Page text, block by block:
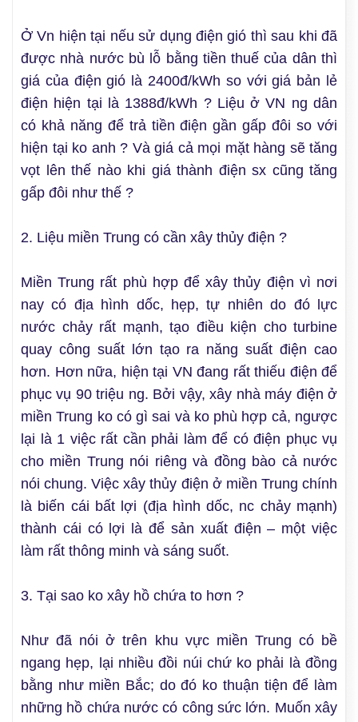
Ở Vn hiện tại nếu sử dụng điện gió thì sau khi đã
được nhà nước bù lỗ bằng tiền thuế của dân thì
giá của điện gió là 2400đ/kWh so với giá bản lẻ
điện hiện tại là 1388đ/kWh ? Liệu ở VN ng dân
có khả năng để trả tiền điện gần gấp đôi so với
hiện tại ko anh ? Và giá cả mọi mặt hàng sẽ tăng
vọt lên thế nào khi giá thành điện sx cũng tăng
gấp đôi như thế ?
2. Liệu miền Trung có cần xây thủy điện ?
Miền Trung rất phù hợp để xây thủy điện vì nơi
nay có địa hình dốc, hẹp, tự nhiên do đó lực
nước chảy rất mạnh, tạo điều kiện cho turbine
quay công suất lớn tạo ra năng suất điện cao
hơn. Hơn nữa, hiện tại VN đang rất thiếu điện để
phục vụ 90 triệu ng. Bởi vậy, xây nhà máy điện ở
miền Trung ko có gì sai và ko phù hợp cả, ngược
lại là 1 việc rất cần phải làm để có điện phục vụ
cho miền Trung nói riêng và đồng bào cả nước
nói chung. Việc xây thủy điện ở miền Trung chính
là biến cái bất lợi (địa hình dốc, nc chảy mạnh)
thành cái có lợi là để sản xuất điện – một việc
làm rất thông minh và sáng suốt.
3. Tại sao ko xây hồ chứa to hơn ?
Như đã nói ở trên khu vực miền Trung có bề
ngang hẹp, lại nhiều đồi núi chứ ko phải là đồng
bằng như miền Bắc; do đó ko thuận tiện để làm
những hồ chứa nước có công sức lớn. Muốn xây